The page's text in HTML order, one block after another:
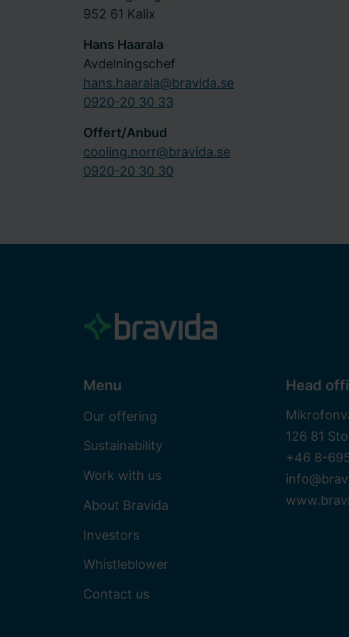
952 61 Kalix
Hans Haarala
Avdelningschef
hans.haarala@bravida.se
0920-20 30 33
Offert/Anbud
cooling.norr@bravida.se
0920-20 30 30
Menu
Our offering
Sustainability
Work with us
About Bravida
Investors
Whistleblower
Contact us
Head
126 81
+46 8-